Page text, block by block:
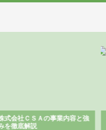
式会社ＣＳＡの事業内容と強
を徹底解説